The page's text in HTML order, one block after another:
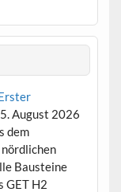
5. August 2026
dem
Bausteine
GET H2